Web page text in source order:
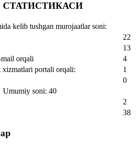
kelib tushgan murojaatlar soni:
22
13
orqali
4
xizmatlari portali orqali:
1
0
Umumiy soni: 40
2
38